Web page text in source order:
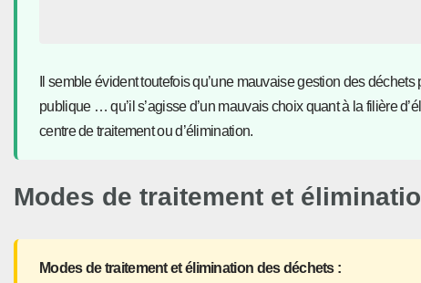
Il semble évident toutefois qu’une mauvaise gestion des
publique … qu’il s’agisse d’un mauvais choix quant à la filière
centre de traitement ou d’élimination.
Modes de traitement et
Modes de traitement et élimination des déchets :